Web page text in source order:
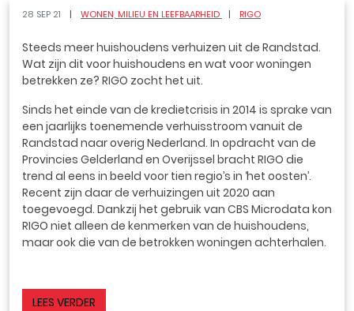
28 SEP 21 WONEN, MILIEU EN LEEFBAARHEID RIGO
Steeds meer huishoudens verhuizen uit de Randstad.
Wat zijn dit voor huishoudens en wat voor woningen
betrekken ze? RIGO zocht het uit.
Sinds het einde van de kredietcrisis in 2014 is sprake van
een jaarlijks toenemende verhuisstroom vanuit de
Randstad naar overig Nederland. In opdracht van de
Provincies Gelderland en Overijssel bracht RIGO die
trend al eens in beeld voor tien regio’s in ‘het oosten’.
Recent zijn daar de verhuizingen uit 2020 aan
toegevoegd. Dankzij het gebruik van CBS Microdata kon
RIGO niet alleen de kenmerken van de huishoudens,
maar ook die van de betrokken woningen achterhalen.
LEES VERDER